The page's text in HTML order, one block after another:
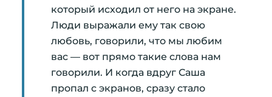
который исходил от него на экране.
Люди выражали ему так свою
любовь, говорили, что мы любим
вас — вот прямо такие слова нам
говорили. И когда вдруг Саша
пропал с экранов, сразу стало